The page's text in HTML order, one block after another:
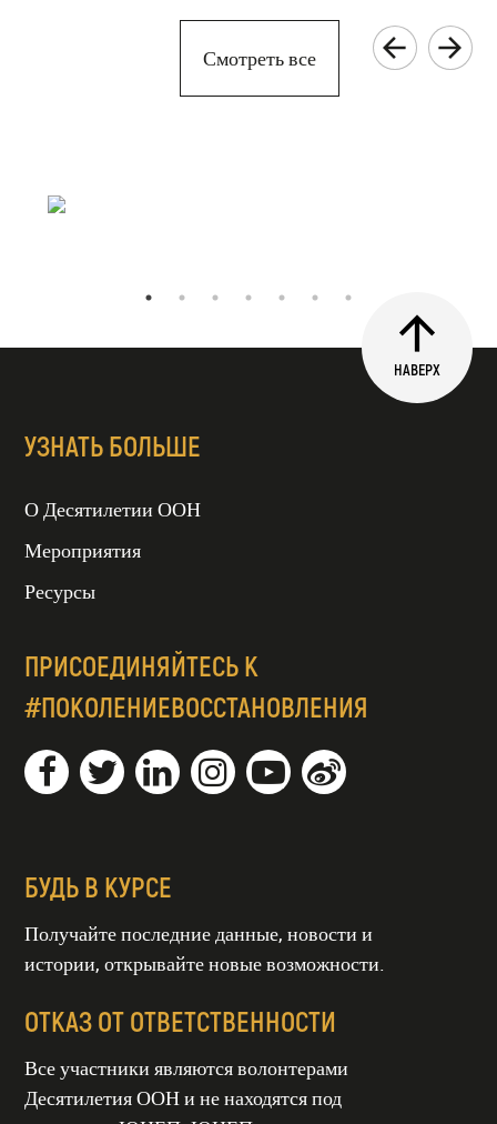
Смотреть все
НАВЕРХ
УЗНАТЬ БОЛЬШЕ
О Десятилетии ООН
Мероприятия
Ресурсы
ПРИСОЕДИНЯЙТЕСЬ К
#ПОКОЛЕНИЕВОССТАНОВЛЕНИЯ
БУДЬ В КУРСЕ
Получайте последние данные, новости и
истории, открывайте новые возможности.
ОТКАЗ ОТ ОТВЕТСТВЕННОСТИ
Все участники являются волонтерами
Десятилетия ООН и не находятся под